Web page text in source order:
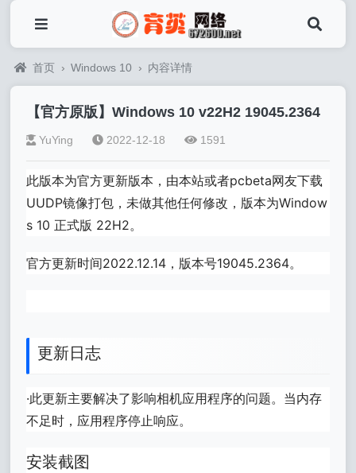
首页 › Windows 10 › 内容详情
【官方原版】Windows 10 v22H2 19045.2364
YuYing 2022-12-18 1591
此版本为官方更新版本，由本站或者pcbeta网友下载
UUDP镜像打包，未做其他任何修改，版本为Window
s 10 正式版 22H2。
官方更新时间2022.12.14，版本号19045.2364。
更新日志
·此更新主要解决了影响相机应用程序的问题。当内存
不足时，应用程序停止响应。
安装截图